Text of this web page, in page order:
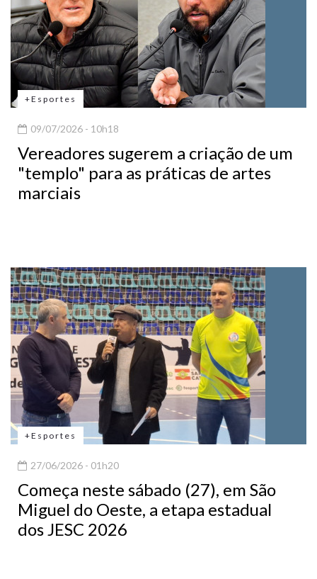
+Esportes
09/07/2026 - 10h18
Vereadores sugerem a criação de um
"templo" para as práticas de artes
marciais
+Esportes
27/06/2026 - 01h20
Começa neste sábado (27), em São
Miguel do Oeste, a etapa estadual
dos JESC 2026